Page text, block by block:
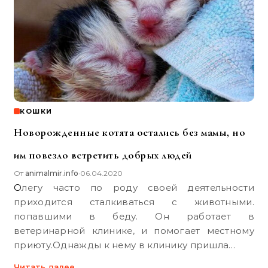
КОШКИ
Новорожденные котята остались без мамы, но
им повезло встретить добрых людей
От animalmir.info•06.04.2020
Олегу часто по роду своей деятельности
приходится сталкиваться с животными.
попавшими в беду. Он работает в
ветеринарной клинике, и помогает местному
приюту.Однажды к нему в клинику пришла…